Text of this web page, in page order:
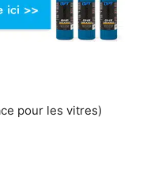
pour les vitres)